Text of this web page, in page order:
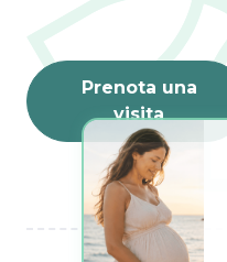
Prenota una
visita